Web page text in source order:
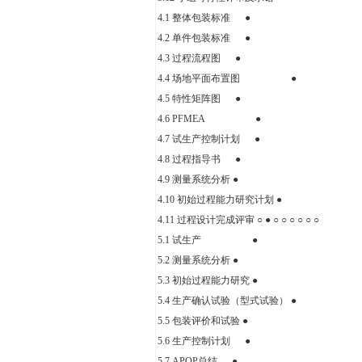
4.1 整体包装标准 ●
4.2 单件包装标准 ●
4.3 过程流程图 ●
4.4 场地平面布置图 ●
4.5 特性矩阵图 ●
4.6 PFMEA ●
4.7 试生产控制计划 ●
4.8 过程指导书 ●
4.9 测量系统分析 ●
4.10 初始过程能力研究计划
4.11 过程设计完成评审 ○ ● ○ ○ ○ ○ ○ ○
5.1 试生产 ●
5.2 测量系统分析 ●
5.3 初始过程能力研究 ●
5.4 生产确认试验（型式试验
5.5 包装评价和试验 ●
5.6 生产控制计划 ●